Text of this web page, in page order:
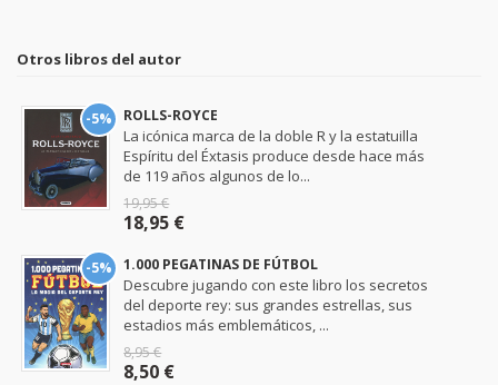
Otros libros del autor
-5% ROLLS-ROYCE
La icónica marca de la doble R y la estatuilla
Espíritu del Éxtasis produce desde hace más
de 119 años algunos de lo...
19,95 €
18,95 €
-5% 1.000 PEGATINAS DE FÚTBOL
Descubre jugando con este libro los secretos
del deporte rey: sus grandes estrellas, sus
estadios más emblemáticos, ...
8,95 €
8,50 €